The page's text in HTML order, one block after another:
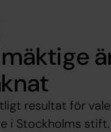
resultat för
i Stockholms stift.